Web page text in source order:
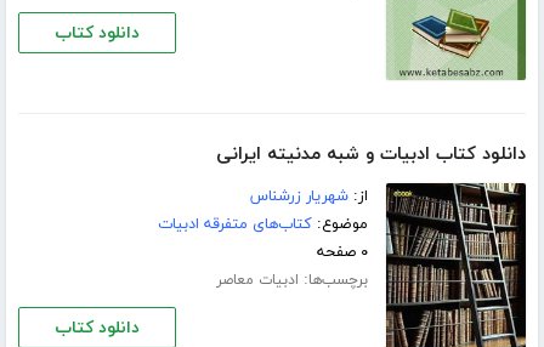
دانلود کتاب
دانلود کتاب ادبیات و شبه مدنیته ایرانی
از:شهریار زرشناس
موضوع:کتاب‌های متفرقه ادبیات
۰ صفحه
برچسب‌ها: ادبیات معاصر
دانلود کتاب